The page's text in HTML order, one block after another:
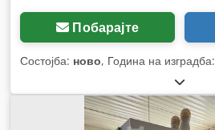
Побарајте
Состојба: ново, Година на изградба: